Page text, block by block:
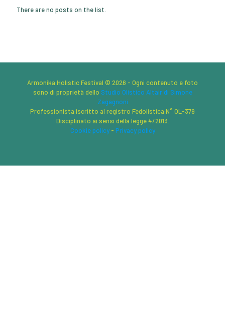
There are no posts on the list.
Armonika Holistic Festival © 2026 - Ogni contenuto e foto
sono di proprietà dello Studio Olistico Altair di Simone
Zagagnoni
Professionista iscritto al registro Fedolistica N° OL-379
Disciplinato ai sensi della legge 4/2013.
Cookie policy- Privacy policy